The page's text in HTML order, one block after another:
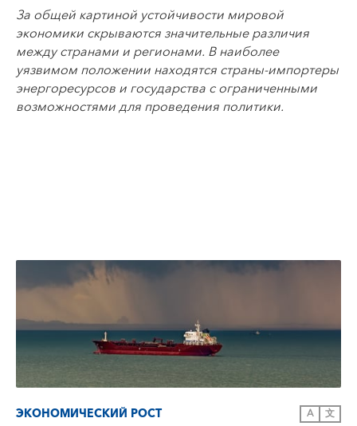
За общей картиной устойчивости мировой
экономики скрываются значительные различия
между странами и регионами. В наиболее
уязвимом положении находятся страны-импортеры
энергоресурсов и государства с ограниченными
возможностями для проведения политики.
ЭКОНОМИЧЕСКИЙ РОСТ A 文